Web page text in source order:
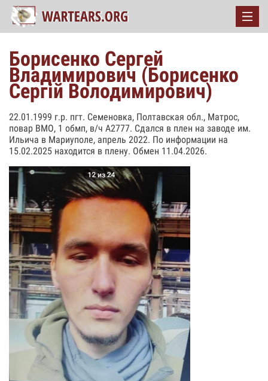
Борисенко Сергей
Владимирович (Борисенко
Сергій Володимирович)
22.01.1999 г.р. пгт. Семеновка, Полтавская обл., Матрос,
повар ВМО, 1 обмп, в/ч А2777. Сдался в плен на заводе им.
Ильича в Мариуполе, апрель 2022. По информации на
15.02.2025 находится в плену. Обмен 11.04.2026.